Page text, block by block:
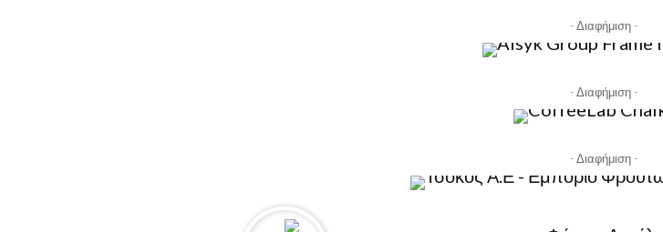
- Διαφήμιση -
- Διαφήμιση -
- Διαφήμιση -